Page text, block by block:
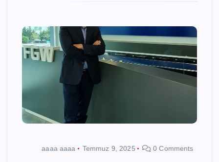
aaaa aaaa Temmuz 9, 2025 0 Comments